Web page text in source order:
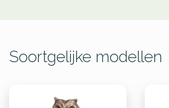
Soortgelijke modellen